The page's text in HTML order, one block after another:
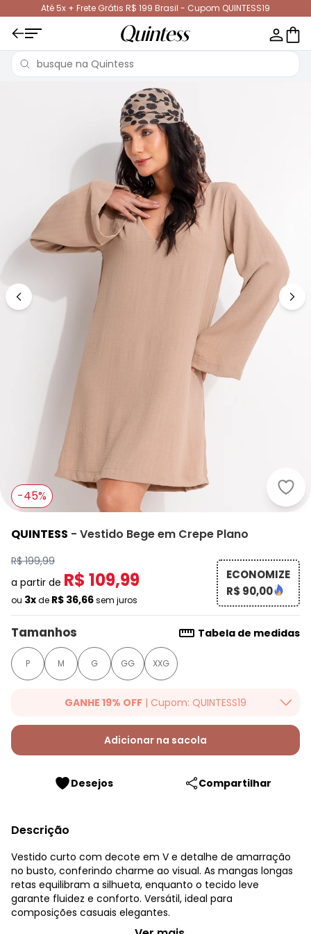
Até 5x + Frete Grátis R$ 199 Brasil - Cupom QUINTESS19
-45%
QUINTESS - Vestido Bege em Crepe Plano
R$ 199,99
a partir de R$ 109,99
ou 3xde R$ 36,66sem juros
ECONOMIZE
R$ 90,00
Tamanhos Tabela de medidas
P M G GG XXG
GANHE 19% OFF | Cupom: QUINTESS19
Ganhe 19% OFF Extra em qualquer valor, usando o cupom:
QUINTESS19. Válido para toda loja Quintess, até 07/08/2026.
Adicionar na sacola
Desejos Compartilhar
Descrição
Vestido curto com decote em V e detalhe de amarração
no busto, conferindo charme ao visual. As mangas longas
retas equilibram a silhueta, enquanto o tecido leve
garante fluidez e conforto. Versátil, ideal para
composições casuais elegantes.